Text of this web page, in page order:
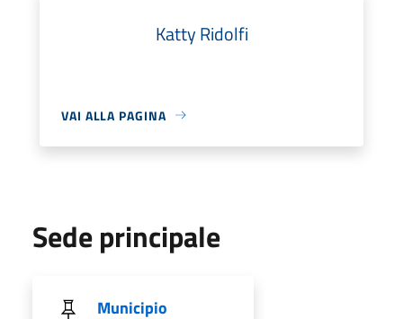
Katty Ridolfi
VAI ALLA PAGINA
Sede principale
Municipio